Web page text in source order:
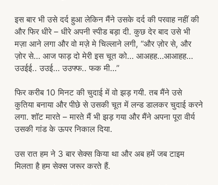
इस बार भी उसे दर्द हुआ लेकिन मैंने उसके दर्द की परवाह नहीं की
और फिर धीरे – धीरे अपनी स्पीड बड़ा दी. कुछ देर बाद उसे भी
मज़ा आने लगा और वो मज़े मे चिल्लाने लगी, “और ज़ोर से, और
ज़ोर से… आज फाड़ दो मेरी इस चूत को… आअहह…आआहह…
उउईई.. उउई… उउफ्फ.. फक मी…”
फिर करीब 10 मिनट की चुदाई में वो झड़ गयी. तब मैंने उसे
कुतिया बनाया और पीछे से उसकी चूत में लन्ड डालकर चुदाई करने
लगा. शॉट मारते – मारते मैं भी झड़ गया और मैंने अपना पूरा वीर्य
उसकी गांड के ऊपर निकाल दिया.
उस रात हम ने 3 बार सेक्स किया था और अब हमें जब टाइम
मिलता है हम सेक्स जरूर करते हैं.